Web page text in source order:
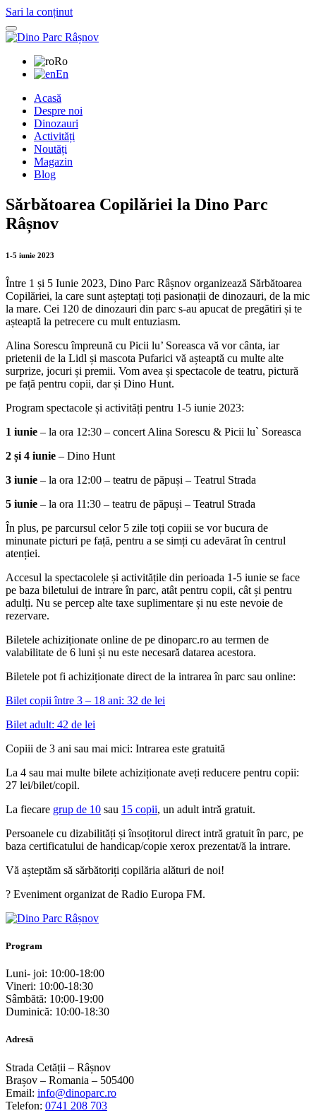
Sari la conținut
Ro
En
Acasă
Despre noi
Dinozauri
Activități
Noutăți
Magazin
Blog
Sărbătoarea Copilăriei la Dino Parc
Râșnov
1-5 iunie 2023
Între 1 și 5 Iunie 2023, Dino Parc Râșnov organizează Sărbătoarea
Copilăriei, la care sunt așteptați toți pasionații de dinozauri, de la mic
la mare. Cei 120 de dinozauri din parc s-au apucat de pregătiri și te
așteaptă la petrecere cu mult entuziasm.
Alina Sorescu împreună cu Picii lu’ Soreasca vă vor cânta, iar
prietenii de la Lidl și mascota Pufarici vă așteaptă cu multe alte
surprize, jocuri și premii. Vom avea și spectacole de teatru, pictură
pe față pentru copii, dar și Dino Hunt.
Program spectacole și activități pentru 1-5 iunie 2023:
1 iunie – la ora 12:30 – concert Alina Sorescu & Picii lu` Soreasca
2 și 4 iunie – Dino Hunt
3 iunie – la ora 12:00 – teatru de păpuși – Teatrul Strada
5 iunie – la ora 11:30 – teatru de păpuși – Teatrul Strada
În plus, pe parcursul celor 5 zile toți copiii se vor bucura de
minunate picturi pe față, pentru a se simți cu adevărat în centrul
atenției.
Accesul la spectacolele și activitățile din perioada 1-5 iunie se face
pe baza biletului de intrare în parc, atât pentru copii, cât și pentru
adulți. Nu se percep alte taxe suplimentare și nu este nevoie de
rezervare.
Biletele achiziționate online de pe dinoparc.ro au termen de
valabilitate de 6 luni și nu este necesară datarea acestora.
Biletele pot fi achiziționate direct de la intrarea în parc sau online:
Bilet copii între 3 – 18 ani: 32 de lei
Bilet adult: 42 de lei
Copiii de 3 ani sau mai mici: Intrarea este gratuită
La 4 sau mai multe bilete achiziționate aveți reducere pentru copii:
27 lei/bilet/copil.
La fiecare grup de 10 sau 15 copii, un adult intră gratuit.
Persoanele cu dizabilități și însoțitorul direct intră gratuit în parc, pe
baza certificatului de handicap/copie xerox prezentat/ă la intrare.
Vă așteptăm să sărbătoriți copilăria alături de noi!
? Eveniment organizat de Radio Europa FM.
Program
Luni- joi: 10:00-18:00
Vineri: 10:00-18:30
Sâmbătă: 10:00-19:00
Duminică: 10:00-18:30
Adresă
Strada Cetății – Râșnov
Brașov – Romania – 505400
Email: info@dinoparc.ro
Telefon: 0741 208 703